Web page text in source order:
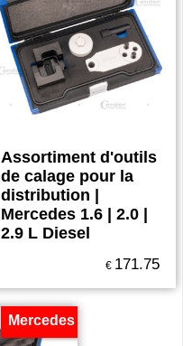
Assortiment d'outils
de calage pour la
distribution |
Mercedes 1.6 | 2.0 |
2.9 L Diesel
€ 171.75
Mercedes